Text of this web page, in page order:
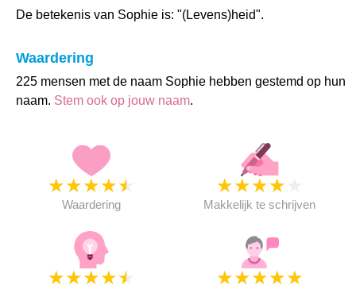
De betekenis van Sophie is: "(Levens)heid".
Waardering
225 mensen met de naam Sophie hebben gestemd op hun
naam. Stem ook op jouw naam.
★★★★★
Waardering
★★★★
Makkelijk te schrijven
★★★★★ ★★★★★